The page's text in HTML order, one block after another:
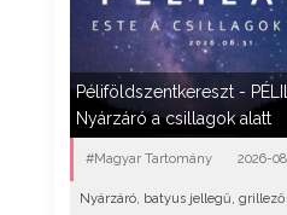
Péliföldszentkereszt -
Nyárzáró a csillagok alatt
#Magyar Tartomány 2026-
Nyárzáró, batyus jellegű,